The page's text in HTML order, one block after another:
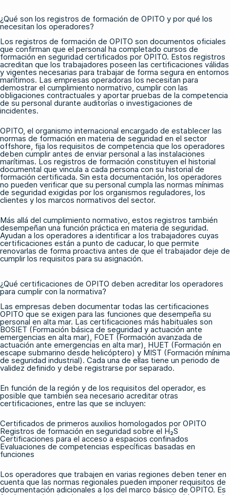
¿Qué son los registros de formación de OPITO y por qué los
necesitan los operadores?
Los registros de formación de OPITO son documentos oficiales
que confirman que el personal ha completado cursos de
formación en seguridad certificados por OPITO. Estos registros
acreditan que los trabajadores poseen las certificaciones válidas
y vigentes necesarias para trabajar de forma segura en entornos
marítimos. Las empresas operadoras los necesitan para
demostrar el cumplimiento normativo, cumplir con las
obligaciones contractuales y aportar pruebas de la competencia
de su personal durante auditorías o investigaciones de
incidentes.
OPITO, el organismo internacional encargado de establecer las
normas de formación en materia de seguridad en el sector
offshore, fija los requisitos de competencia que los operadores
deben cumplir antes de enviar personal a las instalaciones
marítimas. Los registros de formación constituyen el historial
documental que vincula a cada persona con su historial de
formación certificada. Sin esta documentación, los operadores
no pueden verificar que su personal cumpla las normas mínimas
de seguridad exigidas por los organismos reguladores, los
clientes y los marcos normativos del sector.
Más allá del cumplimiento normativo, estos registros también
desempeñan una función práctica en materia de seguridad.
Ayudan a los operadores a identificar a los trabajadores cuyas
certificaciones están a punto de caducar, lo que permite
renovarlas de forma proactiva antes de que el trabajador deje de
cumplir los requisitos para su asignación.
¿Qué certificaciones de OPITO deben acreditar los operadores
para cumplir con la normativa?
Las empresas deben documentar todas las certificaciones
OPITO que se exigen para las funciones que desempeña su
personal en alta mar. Las certificaciones más habituales son
BOSIET (Formación básica de seguridad y actuación ante
emergencias en alta mar) FOET (Formación avanzada de
actuación ante emergencias en alta mar) HUET (Formación en
escape submarino desde helicóptero) y MIST (Formación mínima
de seguridad industrial). Cada una de ellas tiene un periodo de
validez definido y debe registrarse por separado.
En función de la región y de los requisitos del operador, es
posible que también sea necesario acreditar otras
certificaciones, entre las que se incluyen:
Certificados de primeros auxilios homologados por OPITO
Registros de formación en seguridad sobre el H₂S
Certificaciones para el acceso a espacios confinados
Evaluaciones de competencias específicas basadas en
funciones
Los operadores que trabajen en varias regiones deben tener en
cuenta que las normas regionales pueden imponer requisitos de
documentación adicionales a los del marco básico de OPITO. Es